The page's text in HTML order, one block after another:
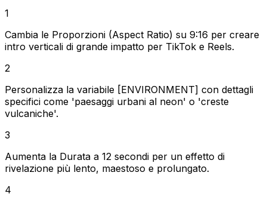
1
Cambia le Proporzioni (Aspect Ratio) su 9:16 per creare
intro verticali di grande impatto per TikTok e Reels.
2
Personalizza la variabile [ENVIRONMENT] con dettagli
specifici come 'paesaggi urbani al neon' o 'creste
vulcaniche'.
3
Aumenta la Durata a 12 secondi per un effetto di
rivelazione più lento, maestoso e prolungato.
4